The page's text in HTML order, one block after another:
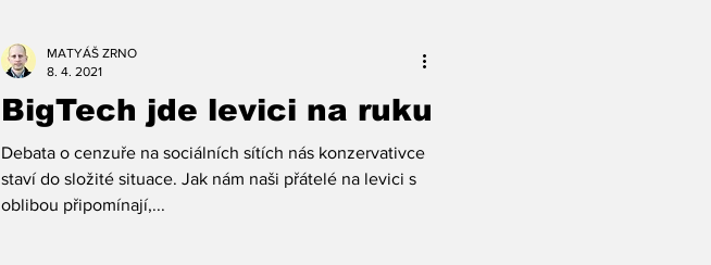
BigTech jde levici na ruku
Debata o cenzuře na sociálních sítích nás konzervativce
staví do složité situace. Jak nám naši přátelé na levici s
oblibou připomínají,...
MATYÁŠ ZRNO
8. 4. 2021